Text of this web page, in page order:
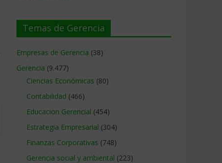
Temas de Gerencia
Empresas de Gerencia (38)
Gerencia (9.477)
Ciencias Económicas (80)
Contabilidad (466)
Educacion Gerencial (454)
Estrategia Empresarial (304)
Finanzas Corporativas (748)
Gerencia social y ambiental (223)